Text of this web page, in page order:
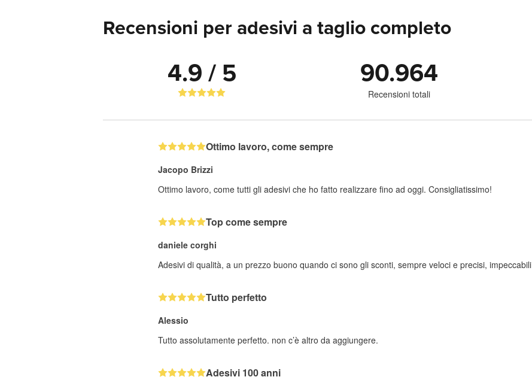
Recensioni per adesivi a taglio completo
4.9 / 5 90.964
Recensioni totali
Ottimo lavoro, come sempre
Jacopo Brizzi
Ottimo lavoro, come tutti gli adesivi che ho fatto realizzare fino ad oggi. Consigliatissimo!
Top come sempre
daniele corghi
Adesivi di qualità, a un prezzo buono quando ci sono gli sconti, sempre veloci e precisi, impeccabili
Tutto perfetto
Alessio
Tutto assolutamente perfetto. non c’è altro da aggiungere.
Adesivi 100 anni